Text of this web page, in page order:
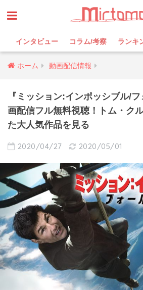
インタビュー コラム/考察 ランキ
ホーム 動画配信情報
『ミッション:インポッシブル/
画配信フル無料視聴！トム・ク
た大人気作品を見る
2020/04/27 2020/05/01